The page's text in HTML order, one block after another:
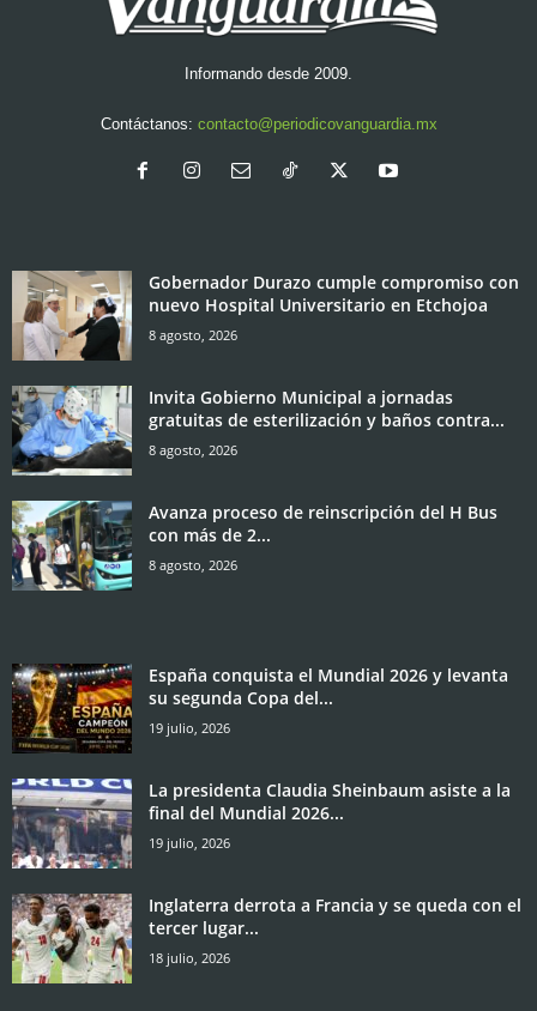
Informando desde 2009.
Contáctanos: contacto@periodicovanguardia.mx
Gobernador Durazo cumple compromiso con
nuevo Hospital Universitario en Etchojoa
8 agosto, 2026
Invita Gobierno Municipal a jornadas
gratuitas de esterilización y baños contra...
8 agosto, 2026
Avanza proceso de reinscripción del H Bus
con más de 2...
8 agosto, 2026
España conquista el Mundial 2026 y levanta
su segunda Copa del...
19 julio, 2026
La presidenta Claudia Sheinbaum asiste a la
final del Mundial 2026...
19 julio, 2026
Inglaterra derrota a Francia y se queda con el
tercer lugar...
18 julio, 2026